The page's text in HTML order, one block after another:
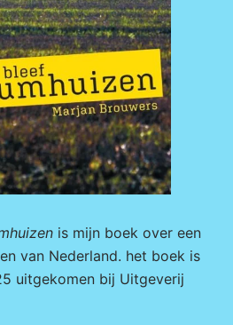
is mijn boek over een
van Nederland. het boek is
uitgekomen bij Uitgeverij